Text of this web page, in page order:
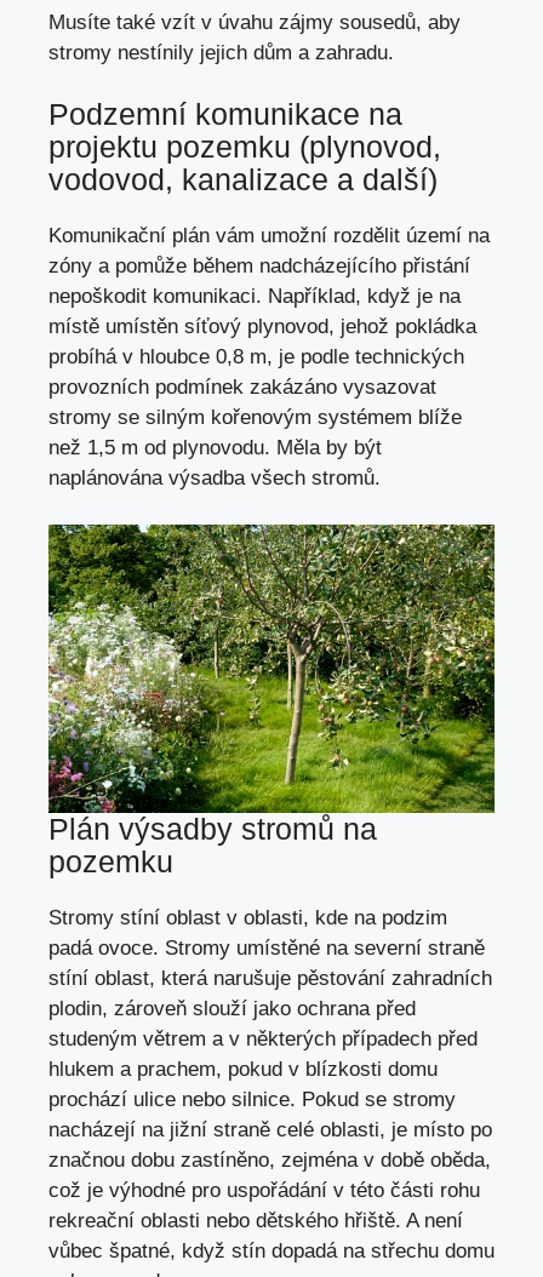
Musíte také vzít v úvahu zájmy sousedů, aby
stromy nestínily jejich dům a zahradu.
Podzemní komunikace na
projektu pozemku (plynovod,
vodovod, kanalizace a další)
Komunikační plán vám umožní rozdělit území na
zóny a pomůže během nadcházejícího přistání
nepoškodit komunikaci. Například, když je na
místě umístěn síťový plynovod, jehož pokládka
probíhá v hloubce 0,8 m, je podle technických
provozních podmínek zakázáno vysazovat
stromy se silným kořenovým systémem blíže
než 1,5 m od plynovodu. Měla by být
naplánována výsadba všech stromů.
Plán výsadby stromů na
pozemku
Stromy stíní oblast v oblasti, kde na podzim
padá ovoce. Stromy umístěné na severní straně
stíní oblast, která narušuje pěstování zahradních
plodin, zároveň slouží jako ochrana před
studeným větrem a v některých případech před
hlukem a prachem, pokud v blízkosti domu
prochází ulice nebo silnice. Pokud se stromy
nacházejí na jižní straně celé oblasti, je místo po
značnou dobu zastíněno, zejména v době oběda,
což je výhodné pro uspořádání v této části rohu
rekreační oblasti nebo dětského hřiště. A není
vůbec špatné, když stín dopadá na střechu domu